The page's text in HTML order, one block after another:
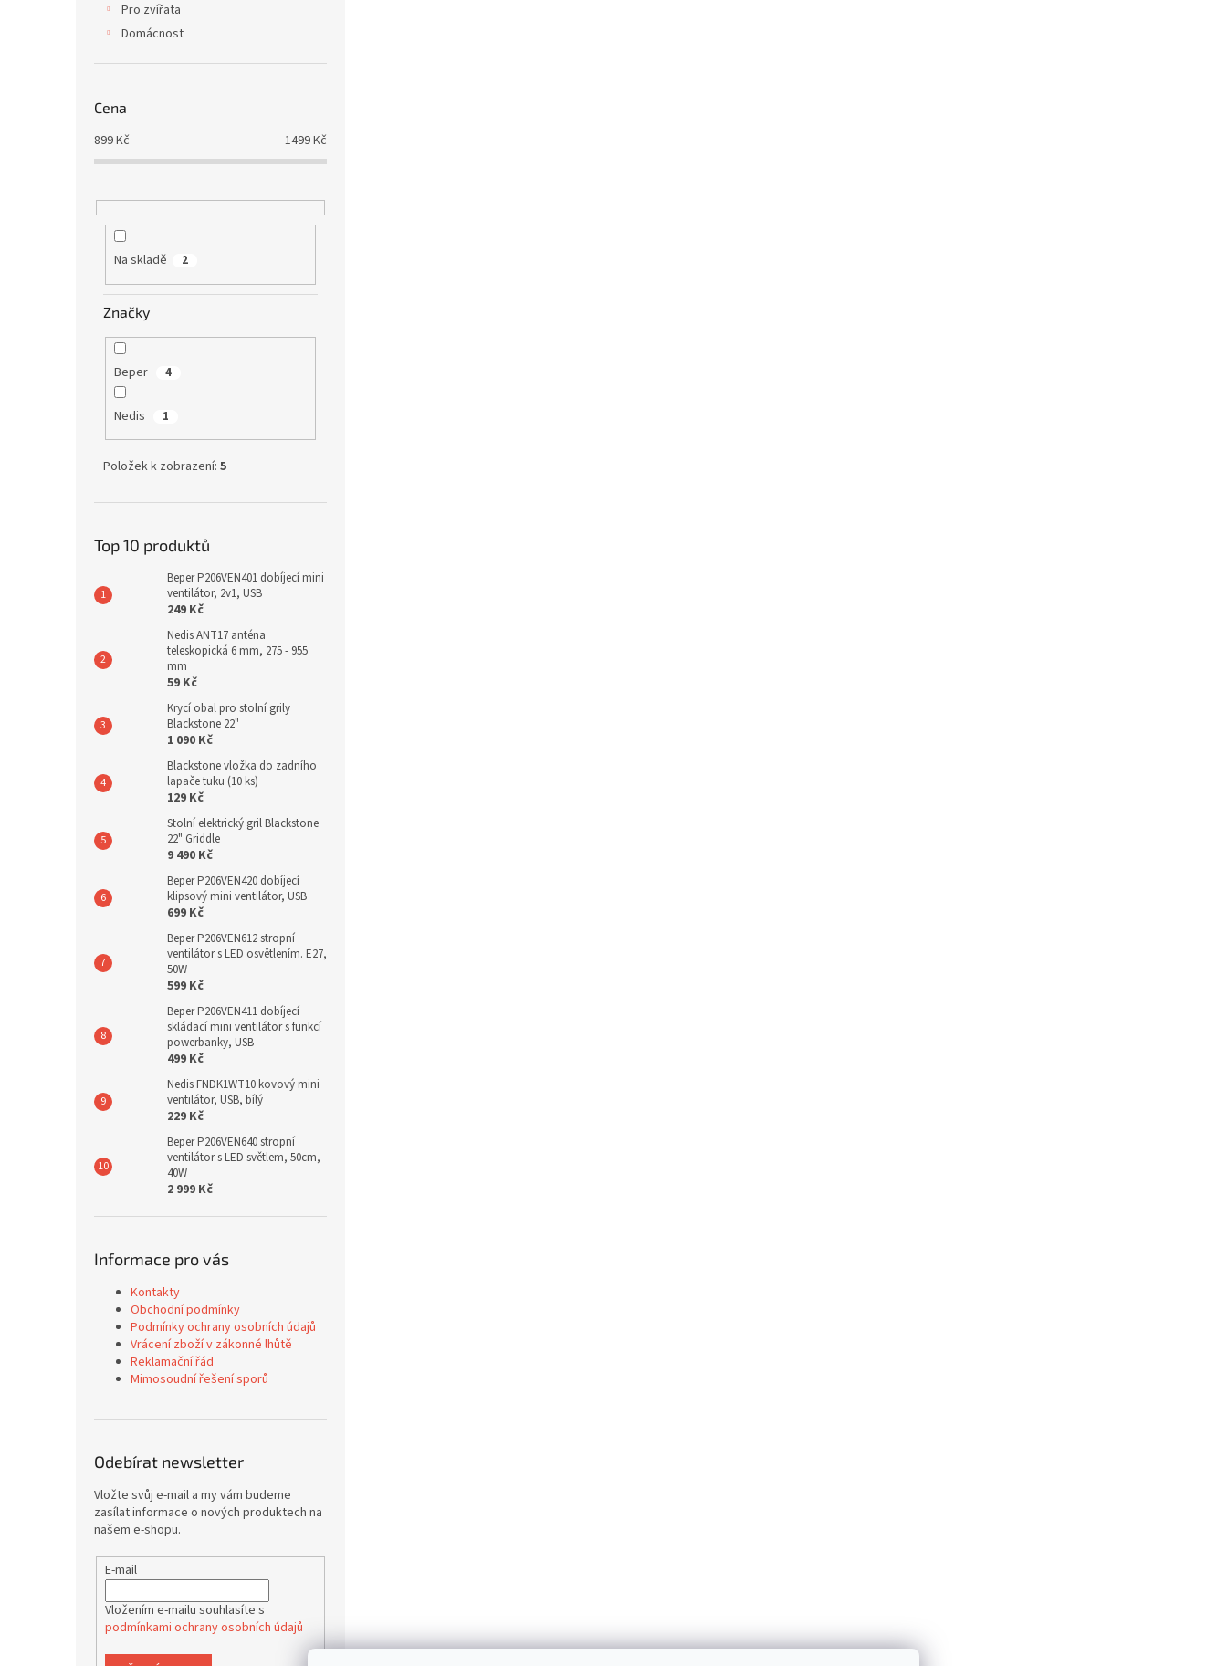
Pro zvířata
Domácnost
Cena
899Kč 1499Kč
Na skladě 2
Značky
Beper 4
Nedis 1
Položek k zobrazení: 5
Top 10 produktů
Beper P206VEN401 dobíjecí mini
ventilátor, 2v1, USB
249 Kč
Nedis ANT17 anténa
teleskopická 6 mm, 275 - 955
mm
59 Kč
Krycí obal pro stolní grily
Blackstone 22"
1 090 Kč
Blackstone vložka do zadního
lapače tuku (10 ks)
129 Kč
Stolní elektrický gril Blackstone
22" Griddle
9 490 Kč
Beper P206VEN420 dobíjecí
klipsový mini ventilátor, USB
699 Kč
Beper P206VEN612 stropní
ventilátor s LED osvětlením. E27,
50W
599 Kč
Beper P206VEN411 dobíjecí
skládací mini ventilátor s funkcí
powerbanky, USB
499 Kč
Nedis FNDK1WT10 kovový mini
ventilátor, USB, bílý
229 Kč
Beper P206VEN640 stropní
ventilátor s LED světlem, 50cm,
40W
2 999 Kč
Informace pro vás
Kontakty
Obchodní podmínky
Podmínky ochrany osobních údajů
Vrácení zboží v zákonné lhůtě
Reklamační řád
Mimosoudní řešení sporů
Odebírat newsletter
Vložte svůj e-mail a my vám budeme
zasílat informace o nových produktech na
našem e-shopu.
E-mail
Vložením e-mailu souhlasíte s
podmínkami ochrany osobních údajů